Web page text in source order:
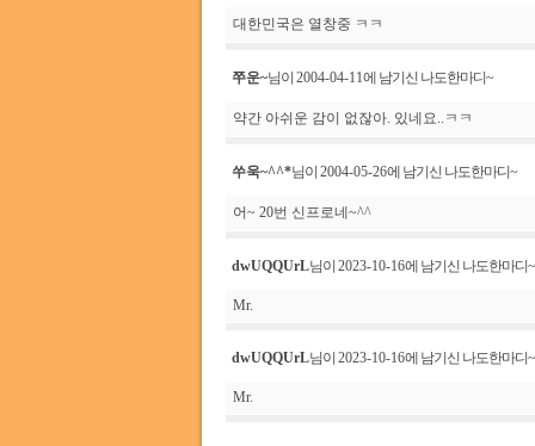
대한민국은 열창중 ㅋㅋ
쭈운~님이 2004-04-11에 남기신 나도한마디~
약간 아쉬운 감이 없잖아. 있네요..ㅋㅋ
쑤욱~^^*님이 2004-05-26에 남기신 나도한마디~
어~ 20번 신프로네~^^
dwUQQUrL님이 2023-10-16에 남기신 나도한마
Mr.
dwUQQUrL님이 2023-10-16에 남기신 나도한마
Mr.